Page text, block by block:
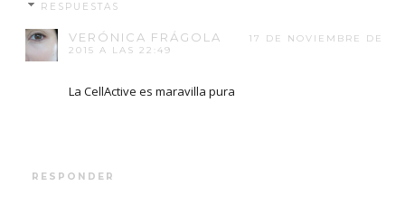
RESPUESTAS
VERÓNICA FRÁGOLA
17 DE NOVIEMBRE DE
2015 A LAS 22:49
La CellActive es maravilla pura
RESPONDER